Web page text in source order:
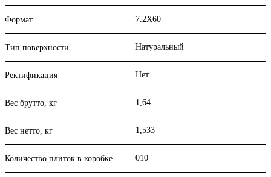
Формат 7.2X60
Тип поверхности Натуральный
Ректификация Нет
Вес брутто, кг 1,64
Вес нетто, кг 1,533
Количество плиток в коробке 010